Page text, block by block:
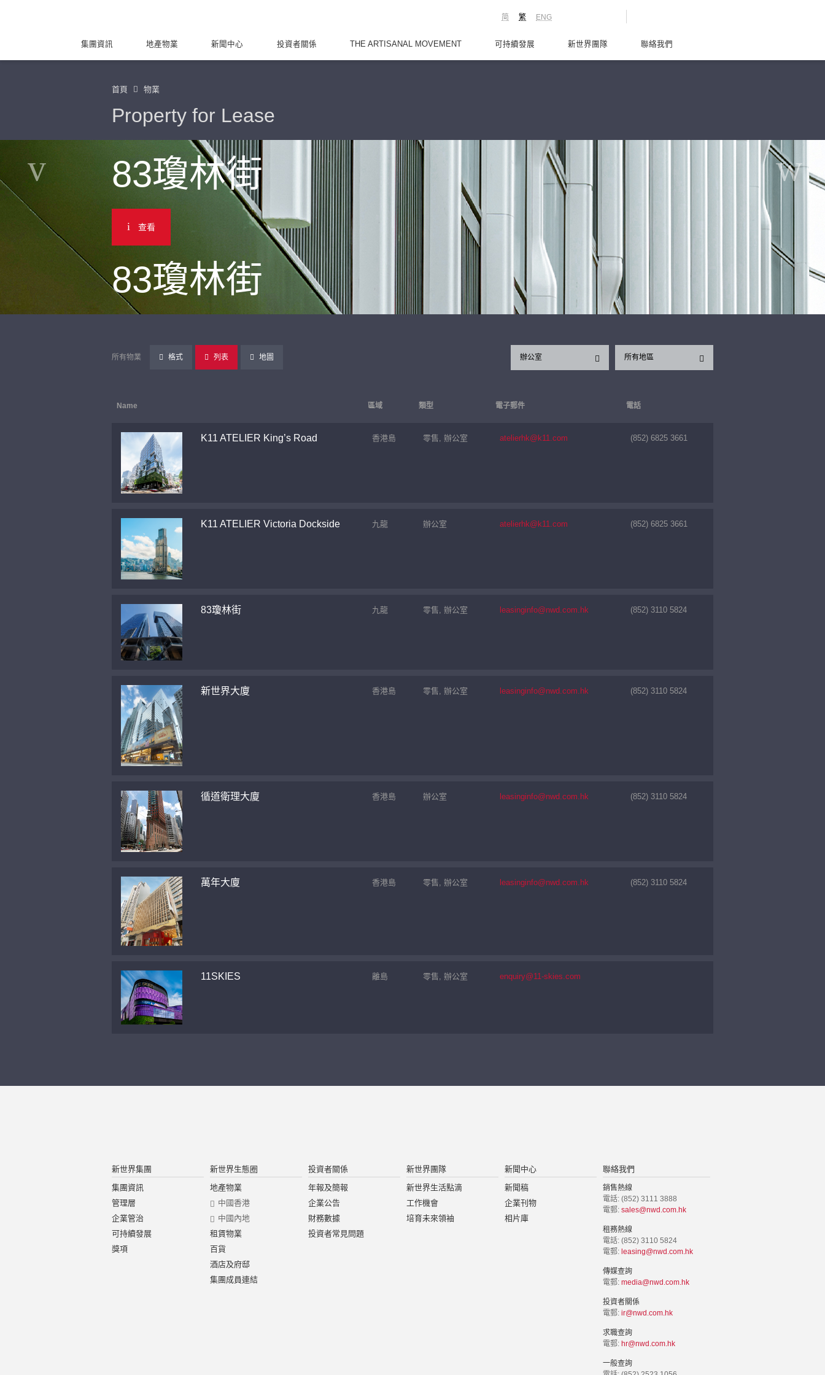
ENG
繁
简
集團資訊 地產物業 新聞中心 投資者關係 THE ARTISANAL MOVEMENT 可持續發展 新世界團隊 聯絡我們
首頁 物業
Property for Lease
83瓊林街
查看
83瓊林街
所有物業 格式 列表 地圖 所有地區
辦公室
Name 區域 類型 電子郵件 電話
K11 ATELIER King’s Road 香港島 零售, 辦公室 atelierhk@k11.com (852) 6825 3661
K11 ATELIER Victoria Dockside 九龍 辦公室 atelierhk@k11.com (852) 6825 3661
83瓊林街 九龍 零售, 辦公室 leasinginfo@nwd.com.hk (852) 3110 5824
新世界大廈 香港島 零售, 辦公室 leasinginfo@nwd.com.hk (852) 3110 5824
循道衛理大廈 香港島 辦公室 leasinginfo@nwd.com.hk (852) 3110 5824
萬年大廈 香港島 零售, 辦公室 leasinginfo@nwd.com.hk (852) 3110 5824
11SKIES 離島 零售, 辦公室 enquiry@11-skies.com
新世界集團
集團資訊
管理層
企業管治
可持續發展
獎項
新世界生態圈
地產物業
中國香港
中國內地
租賃物業
百貨
酒店及府邸
集團成員連結
投資者關係
年報及簡報
企業公告
財務數據
投資者常見問題
新世界團隊
新世界生活點滴
工作機會
培育未來領袖
新聞中心
新聞稿
企業刊物
相片庫
聯絡我們
銷售熱線
電話: (852) 3111 3888
電郵: sales@nwd.com.hk
租務熱線
電話: (852) 3110 5824
電郵: leasing@nwd.com.hk
傳媒查詢
電郵: media@nwd.com.hk
投資者關係
電郵: ir@nwd.com.hk
求職查詢
電郵: hr@nwd.com.hk
一般查詢